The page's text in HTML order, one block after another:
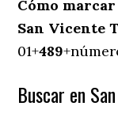
Cómo
San Vicente
01+489
Buscar en